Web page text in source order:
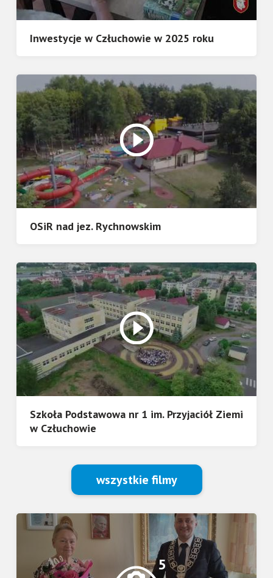
Inwestycje w Człuchowie w 2025 roku
OSiR nad jez. Rychnowskim
Szkoła Podstawowa nr 1 im. Przyjaciół Ziemi
w Człuchowie
wszystkie filmy
5